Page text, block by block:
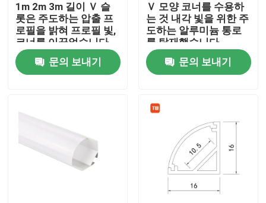
우리에 대하여
1m 2m 3m 길이 Ｖ 슬
롯은 주도하는 압출 프
로필을 밝혀 프로필 빛,
코너를 이끌었습니다
문의 보내기
Ｖ 모양 코너를 수용하
는 것 내각 빛을 위한 주
도하는 알루미늄 통로
를 탑재했습니다
문의 보내기